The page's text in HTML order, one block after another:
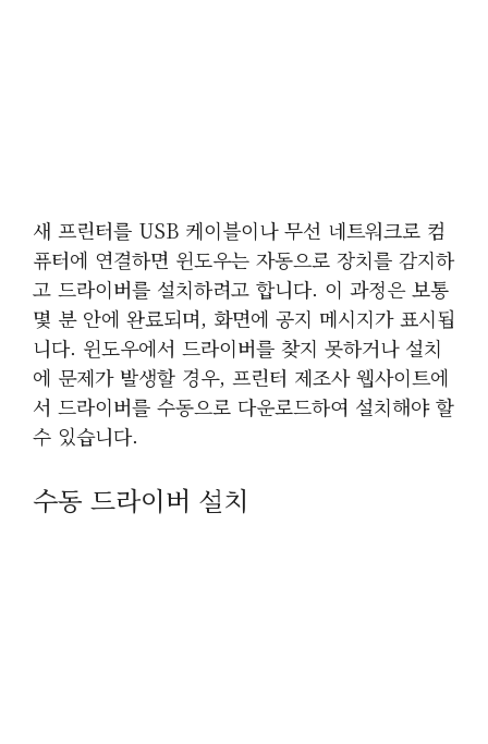
새 프린터를 USB 케이블이나 무선 네트워크로 컴
퓨터에 연결하면 윈도우는 자동으로 장치를 감지하
고 드라이버를 설치하려고 합니다. 이 과정은 보통
몇 분 안에 완료되며, 화면에 공지 메시지가 표시됩
니다. 윈도우에서 드라이버를 찾지 못하거나 설치
에 문제가 발생할 경우, 프린터 제조사 웹사이트에
서 드라이버를 수동으로 다운로드하여 설치해야 할
수 있습니다.
수동 드라이버 설치